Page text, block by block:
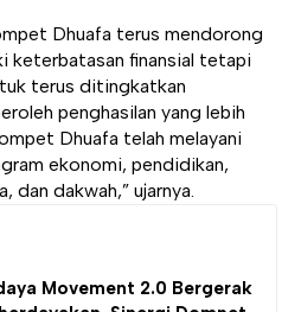
Dhuafa terus mendorong
keterbatasan finansial tetapi
terus ditingkatkan
penghasilan yang lebih
Dhuafa telah melayani
ekonomi, pendidikan,
dan dakwah,” ujarnya.
Movement 2.0 Bergerak